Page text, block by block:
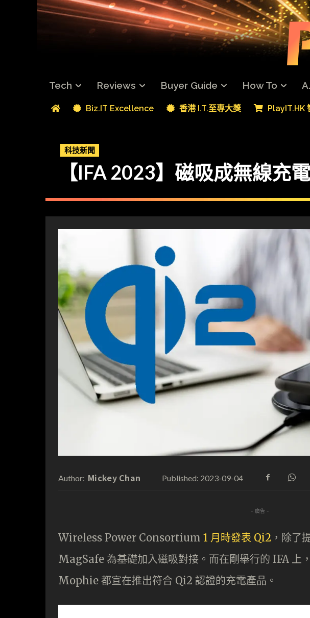
Tech Reviews Buyer Guide How To
Biz.IT Excellence 香港 I.T.至專大獎 PlayIT.HK
科技新聞
【IFA 2023】磁吸成無線
Author: Mickey Chan Published: 2023-09-04
- 廣告 -
Wireless Power Consortium 1 月時發表 Qi2 ，除了
MagSafe 為基礎加入磁吸對接。而在剛舉行的 IFA 上
Mophie 都宣在推出符合 Qi2 認證的充電產品。